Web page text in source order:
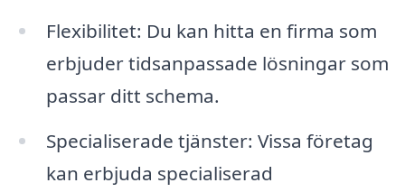
Flexibilitet: Du kan hitta en firma som
erbjuder tidsanpassade lösningar som
passar ditt schema.
Specialiserade tjänster: Vissa företag
kan erbjuda specialiserad